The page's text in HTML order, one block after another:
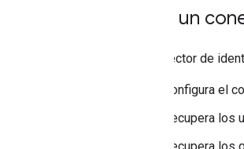
Crea un
Un conector de
Configura el
Recupera